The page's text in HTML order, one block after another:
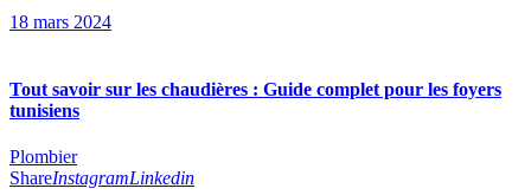
18 mars 2024
Tout savoir sur les chaudières : Guide complet pour les foyers
tunisiens
Plombier
ShareInstagramLinkedin